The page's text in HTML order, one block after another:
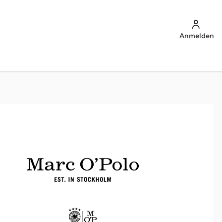
Anmelden